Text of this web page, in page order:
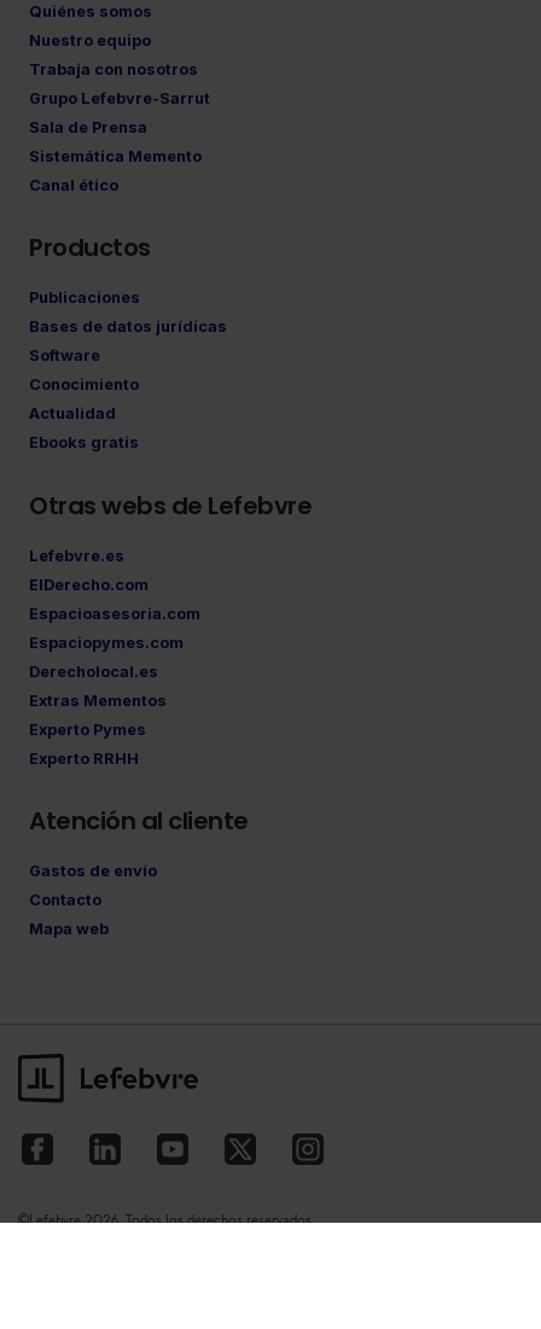
Quiénes somos
Nuestro equipo
Trabaja con nosotros
Grupo Lefebvre-Sarrut
Sala de Prensa
Sistemática Memento
Canal ético
Productos
Publicaciones
Bases de datos jurídicas
Software
Conocimiento
Actualidad
Ebooks gratis
Otras webs de Lefebvre
Lefebvre.es
ElDerecho.com
Espacioasesoria.com
Espaciopymes.com
Derecholocal.es
Extras Mementos
Experto Pymes
Experto RRHH
Atención al cliente
Gastos de envío
Contacto
Mapa web
©Lefebvre2026. Todos los derechos reservados.